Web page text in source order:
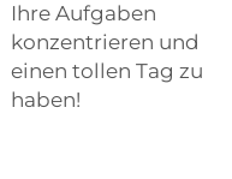
Ihre Aufgaben
konzentrieren und
einen tollen Tag zu
haben!